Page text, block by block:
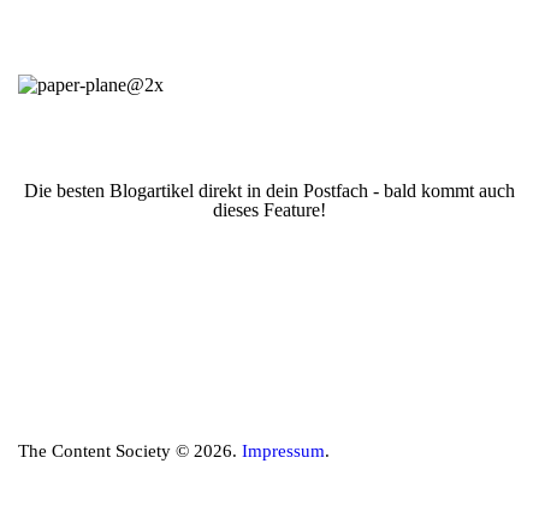
Die besten Blogartikel direkt in dein Postfach - bald kommt auch
dieses Feature!
The Content Society © 2026. Impressum.